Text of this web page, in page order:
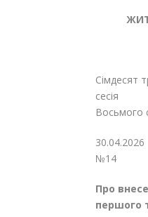
Сімдесят
Восьмого
№14
Про
першого